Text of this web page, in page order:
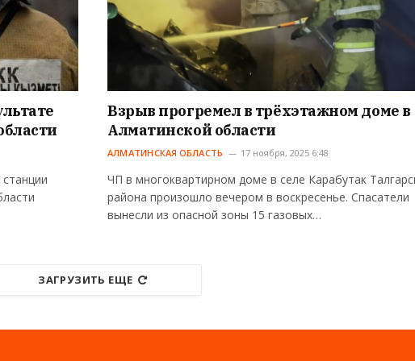
Взрыв прогремел в трёхэтажном доме в
Алматинской области
АЛМАТИНСКАЯ ОБЛАСТЬ 17 ноября, 2025 6:48
ЧП в многоквартирном доме в селе Карабутак
района произошло вечером в воскресенье. Спасатели
вынесли из опасной зоны 15 газовых…
ЗАГРУЗИТЬ ЕЩЕ